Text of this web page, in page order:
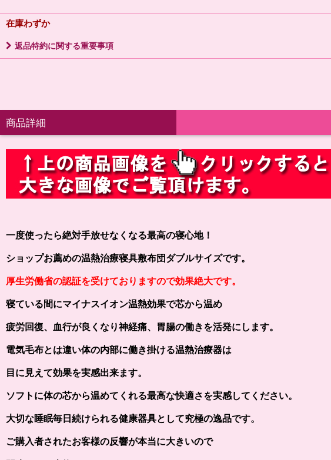
在庫わずか
返品特約に関する重要事項
商品詳細
一度使ったら絶対手放せなくなる最高の寝心地！
ショップお薦めの温熱治療寝具敷布団ダブルサイズです。
厚生労働省の認証を受けておりますので効果絶大です。
寝ている間にマイナスイオン温熱効果で芯から温め
疲労回復、血行が良くなり神経痛、胃腸の働きを活発にします。
電気毛布とは違い体の内部に働き掛ける温熱治療器は
目に見えて効果を実感出来ます。
ソフトに体の芯から温めてくれる最高な快適さを実感してください。
大切な睡眠毎日続けられる健康器具として究極の逸品です。
ご購入者されたお客様の反響が本当に大きいので